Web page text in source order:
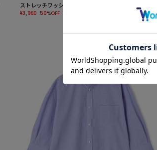
ストレッチワッシャーワイドカラーシャツ
¥3,960 50%OFF